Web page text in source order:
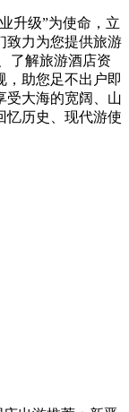
升级”为使命，立
致力为您提供旅游
了解旅游酒店资
，助您足不出户即
受大海的宽阔、山
忆历史、现代游使